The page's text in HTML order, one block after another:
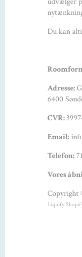
Du kan
Adresse:
6400
CVR:
Email:
Telefon:
Vores
Copyright
Liquify